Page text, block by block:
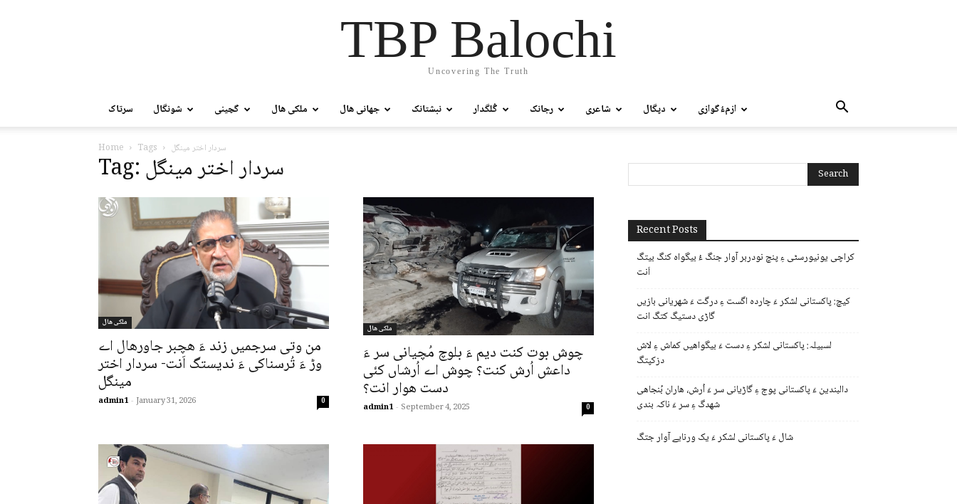
TBP Balochi
Uncovering The Truth
سرتاک شونگال گچینی ملکی ھال جھانی ھال نبشتانک گُلگدار رجانک شاعری دپگال ازمءُگوازی
Home Tags سردار اختر مینگل
Tag: سردار اختر مینگل
ملکی ھال
من وتی سرجمیں زند ءَ ھچبر جاورھال اے
وڑ ءَ تُرسناکی ءَ ندیستگ اَنت- سردار اختر
مینگل
admin1 - January 31, 2026 0
ملکی ھال
چوش بوت کنت دیم ءَ بلوچ مُچیانی سر ءَ
داعش اُرش کنت؟ چوش اے اُرشاں کئی
دست ھوار انت؟
admin1 - September 4, 2025 0
Recent Posts
کراچی یونیورسٹی ءِ پنچ نودربر آوار جنگ ءُ بیگواہ کنگ بیتگ
اَنت
کیچ: پاکستانی لشکر ءَ چاردہ اگست ءِ درگت ءَ شھریانی بازیں
گاڑی دستیگ کتگ انت
لسبیلہ: پاکستانی لشکر ءِ دست ءَ بیگواھیں کماش ءِ لاش
دزکپتگ
دالبندین ءَ پاکستانی پوج ءِ گاڑیانی سر ءَ اُرش، ھاران بُنجاھی
شھدگ ءِ سر ءَ ناکہ بندی
شال ءَ پاکستانی لشکر ءَ یک ورنایے آوار جتگ